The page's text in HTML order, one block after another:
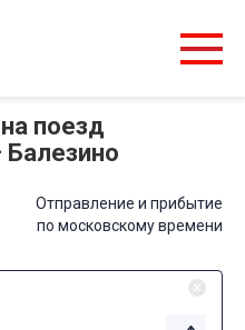
поезд
Отправление и прибытие
по московскому времени